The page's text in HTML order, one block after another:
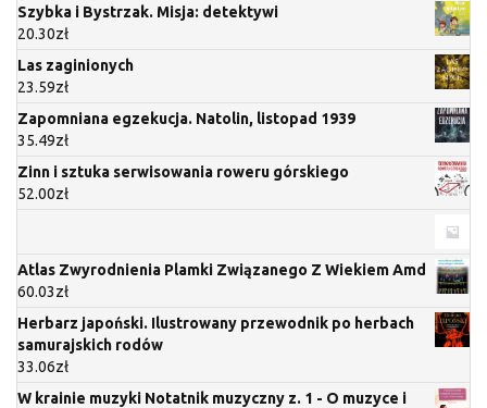
Szybka i Bystrzak. Misja: detektywi
20.30zł
Las zaginionych
23.59zł
Zapomniana egzekucja. Natolin, listopad 1939
35.49zł
Zinn i sztuka serwisowania roweru górskiego
52.00zł
Atlas Zwyrodnienia Plamki Związanego Z Wiekiem Amd
60.03zł
Herbarz japoński. Ilustrowany przewodnik po herbach
samurajskich rodów
33.06zł
W krainie muzyki Notatnik muzyczny z. 1 - O muzyce i